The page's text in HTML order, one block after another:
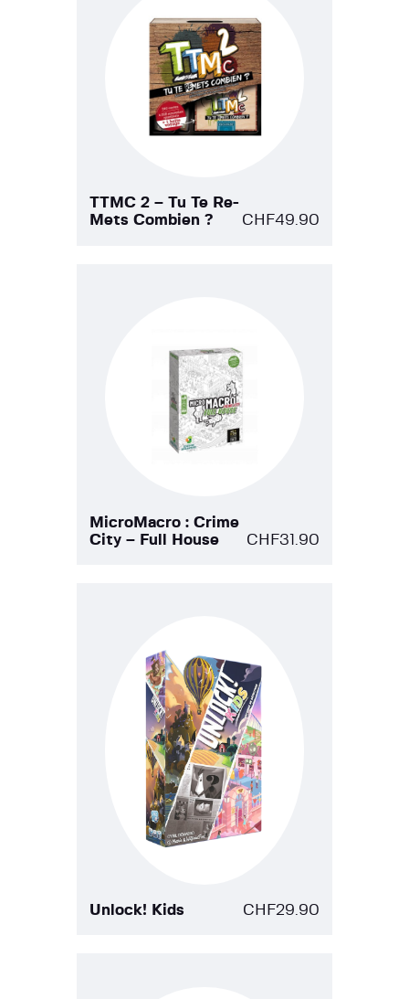
TTMC 2 – Tu Te Re-
Mets Combien ?
CHF49.90
MicroMacro : Crime
City – Full House
CHF31.90
Unlock! Kids CHF29.90